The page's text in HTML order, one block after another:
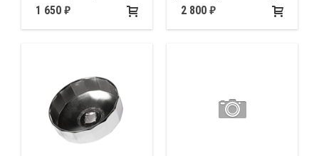
ISUZU, JEEP, KIA, LAND ROVER,
1 650
Для установки ГРМ на
2 800